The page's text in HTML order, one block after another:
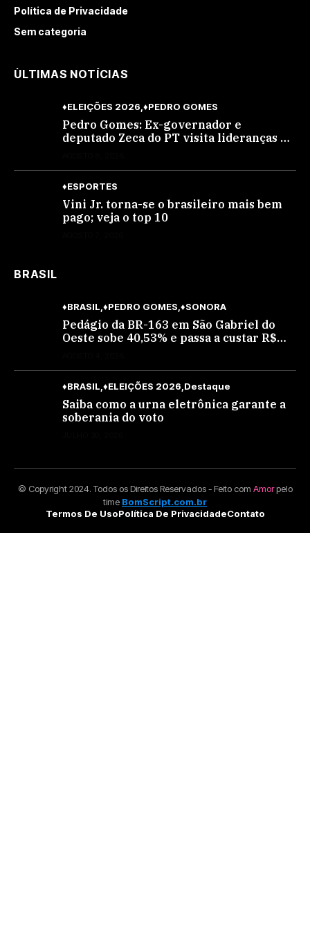
Política de Privacidade
Sem categoria
ÙLTIMAS NOTÍCIAS
♦ELEIÇÕES 2026 ♦PEDRO GOMES
Pedro Gomes: Ex-governador e
deputado Zeca do PT visita lideranças do
♦ESPORTES
Vini Jr. torna-se o brasileiro mais bem
pago; veja o top 10
BRASIL
♦BRASIL ♦PEDRO GOMES ♦SONORA
Pedágio da BR-163 em São Gabriel do
Oeste sobe 40,53% e passa a custar R$
♦BRASIL ♦ELEIÇÕES 2026 Destaque
Saiba como a urna eletrônica garante a
soberania do voto
© Copyright 2024. Todos os Direitos Reservados - Feito com Amorpelo
time BomScript.com.br
Termos De UsoPolítica De PrivacidadeContato